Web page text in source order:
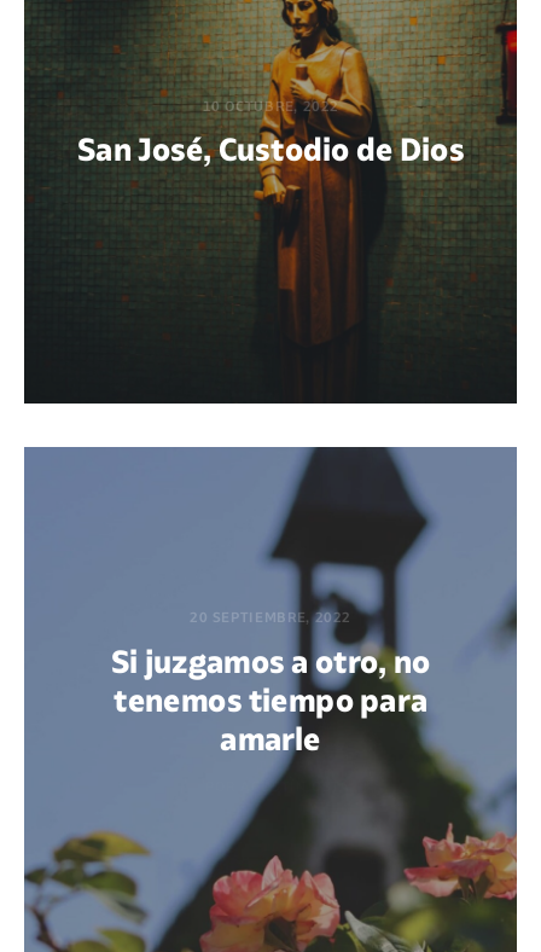
10 OCTUBRE, 2022
San José, Custodio de Dios
POR MARÍA PAOLA BERTEL
20 SEPTIEMBRE, 2022
Si juzgamos a otro, no
tenemos tiempo para
amarle
POR AGUSTÍN OSTA